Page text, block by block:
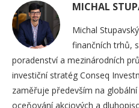
MICHAL
Michal
finančních trhů,
poradenství a mezinárodních
investiční stratég Conseq
zaměřuje především na
oceňování akciových a